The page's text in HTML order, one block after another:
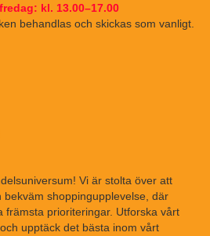
kl. 13.00–17.00
behandlas och skickas som vanligt.
Vi är stolta över att
shoppingupplevelse, där
främsta prioriteringar. Utforska vårt
upptäck det bästa inom vårt